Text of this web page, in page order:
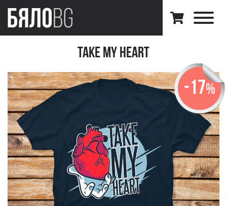
Take my Heart
-17%